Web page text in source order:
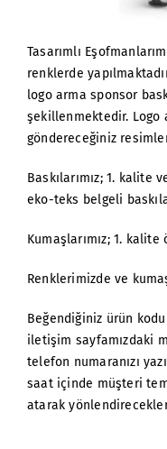
Tasarımlı
renklerde
logo arma sponsor
şekillenmektedir. Logo
göndereceğiniz
Baskılarımız; 1. kalite
eko-teks belgeli
Kumaşlarımız; 1. kalite
Renklerimizde ve
Beğendiğiniz ürün
iletişim sayfamızdaki
telefon numaranızı
saat içinde müşteri
atarak